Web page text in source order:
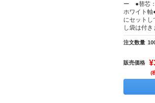
ー ●替芯
ホワイト軸
にセットし
し袋は付
注文数量
販売価格
(